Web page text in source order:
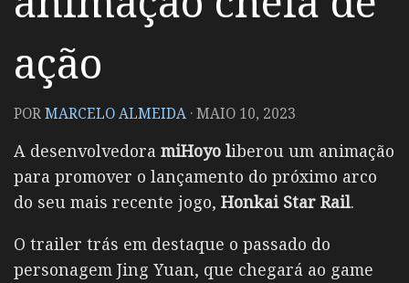
ação
PORMARCELO ALMEIDA ·MAIO 10, 2023
A desenvolvedora miHoyo liberou um animação
para promover o lançamento do próximo arco
do seu mais recente jogo, Honkai Star Rail.
O trailer trás em destaque o passado do
personagem Jing Yuan, que chegará ao game